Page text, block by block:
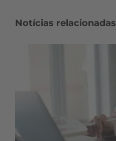
Notícias relacionadas